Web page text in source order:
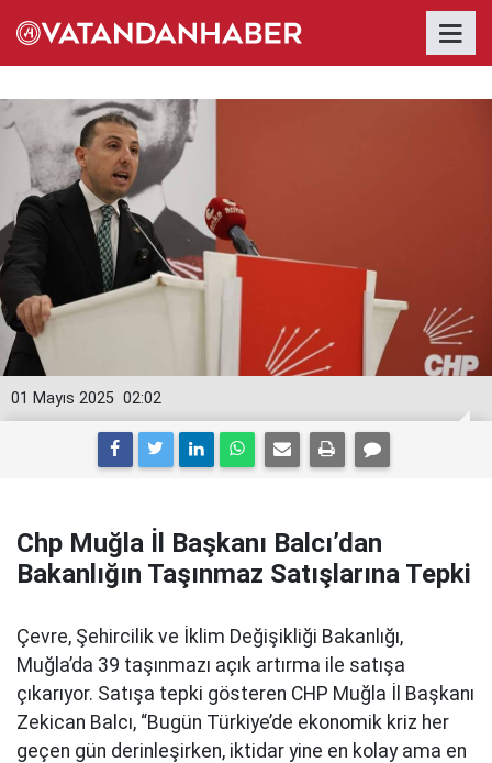
02:02
01 Mayıs 2025
Chp Muğla İl Başkanı Balcı’dan
Bakanlığın Taşınmaz Satışlarına Tepki
Çevre, Şehircilik ve İklim Değişikliği Bakanlığı,
Muğla’da 39 taşınmazı açık artırma ile satışa
çıkarıyor. Satışa tepki gösteren CHP Muğla İl Başkanı
Zekican Balcı, “Bugün Türkiye’de ekonomik kriz her
geçen gün derinleşirken, iktidar yine en kolay ama en